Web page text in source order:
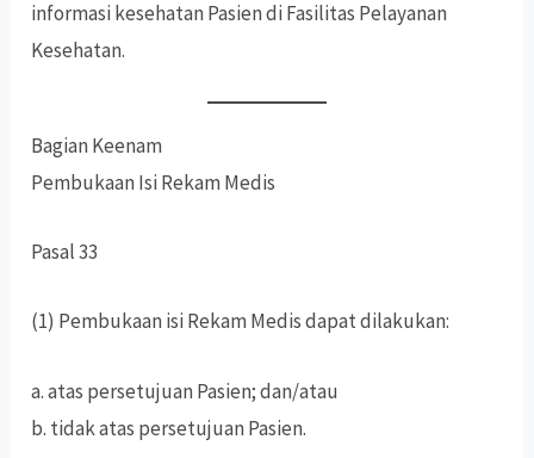
informasi kesehatan Pasien di Fasilitas Pelayanan
Kesehatan.
Bagian Keenam
Pembukaan Isi Rekam Medis
Pasal 33
(1) Pembukaan isi Rekam Medis dapat dilakukan:
a. atas persetujuan Pasien; dan/atau
b. tidak atas persetujuan Pasien.